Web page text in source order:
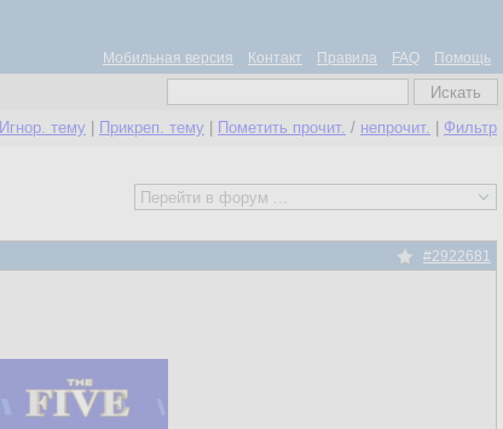
Мобильная версия Контакт Правила FAQ Помощь
Игнор. тему Прикреп. тему Пометить прочит. / непрочит. Фильтр
#2922681